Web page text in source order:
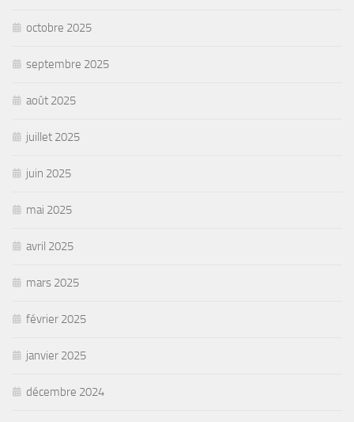
octobre 2025
septembre 2025
août 2025
juillet 2025
juin 2025
mai 2025
avril 2025
mars 2025
février 2025
janvier 2025
décembre 2024